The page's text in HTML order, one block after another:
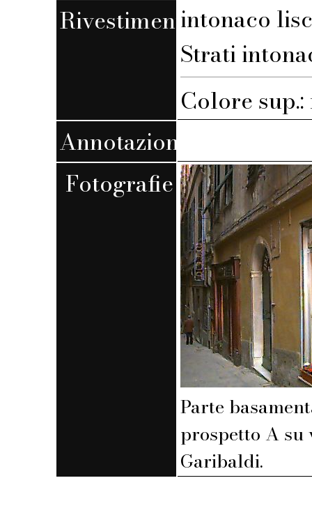
Rivestimentointonaco
Strati
Colore
Annotazioni
Fotografie
Parte
prospetto A su
Garibaldi.